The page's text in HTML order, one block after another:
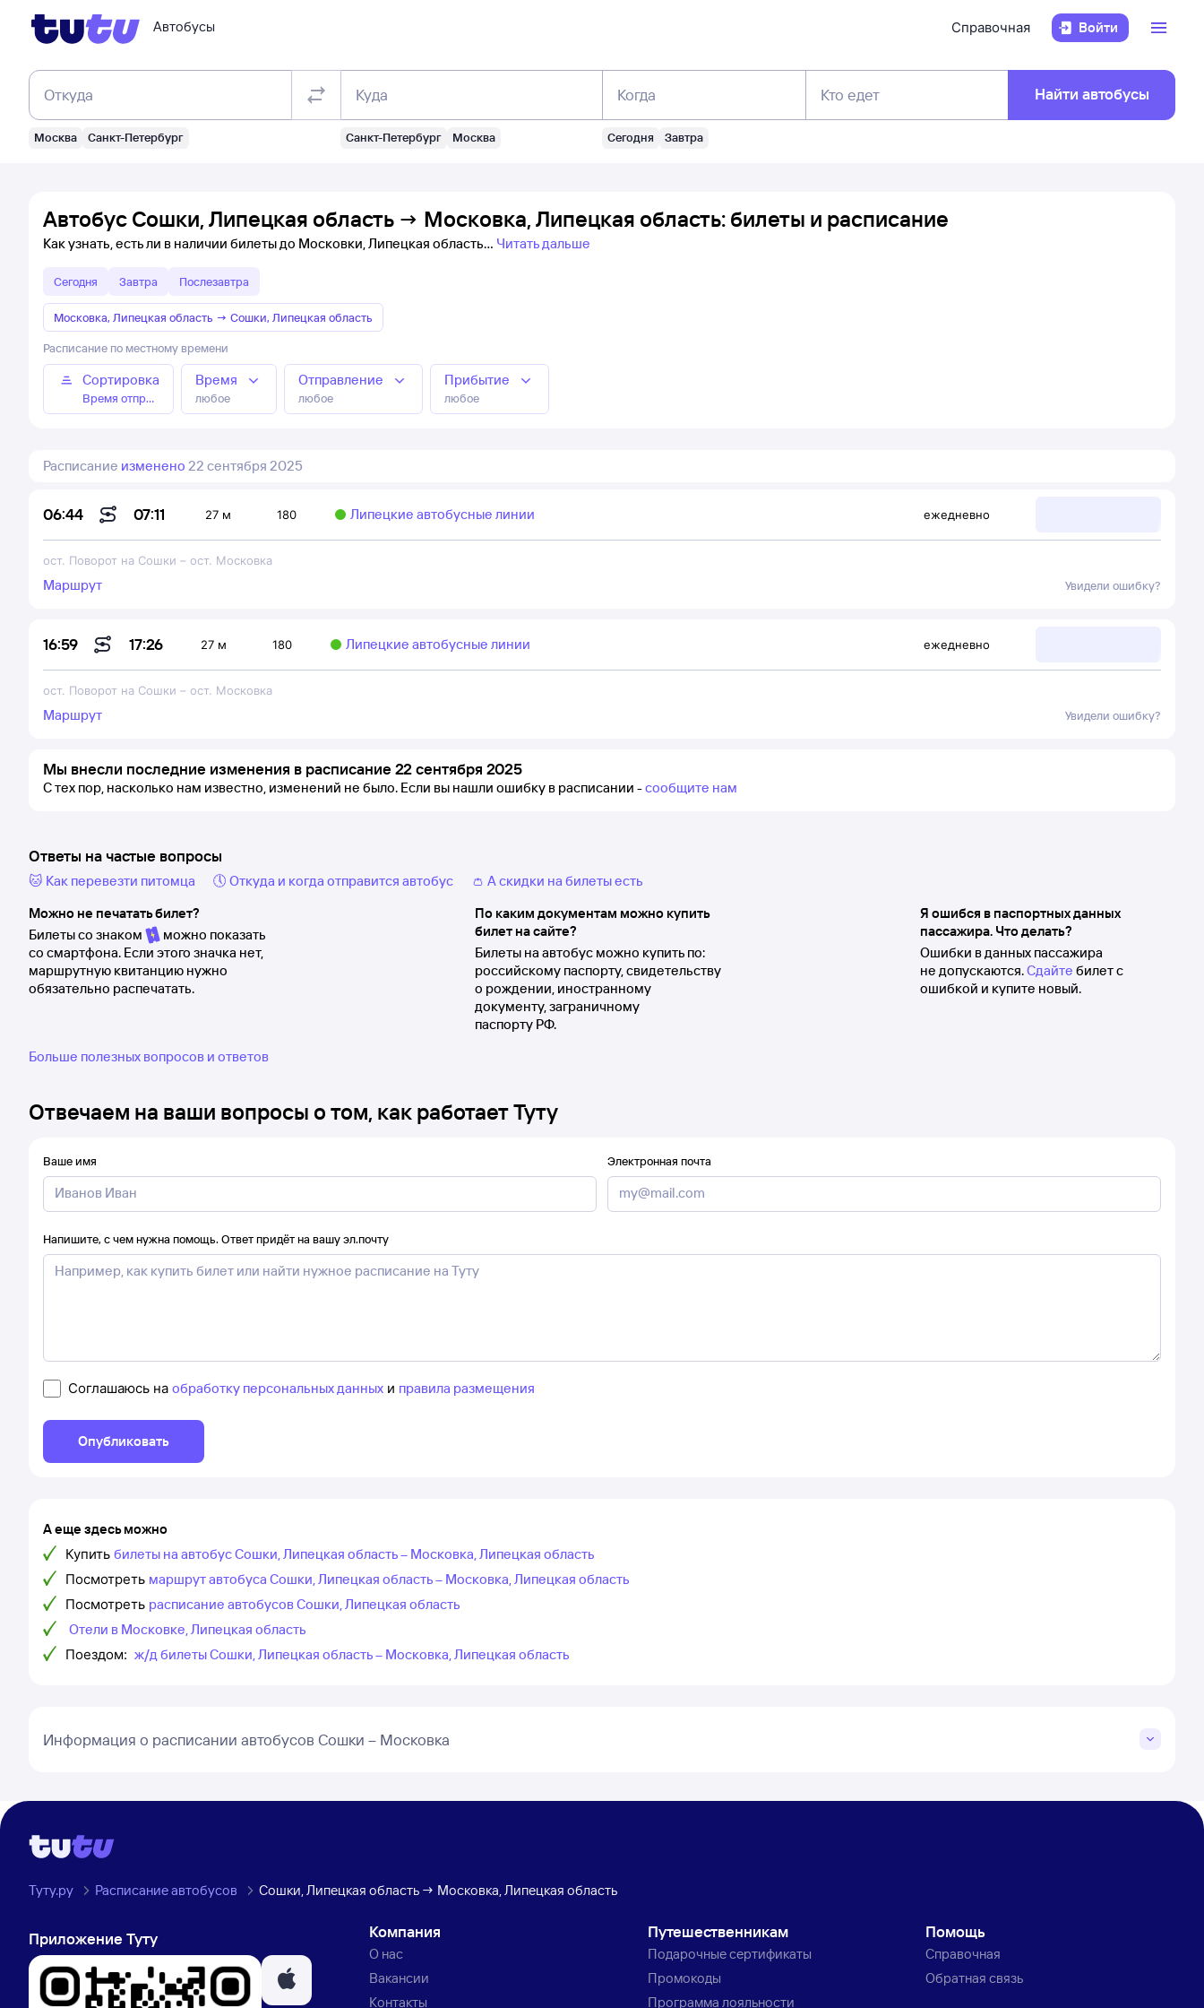
Автобусы Справочная Войти
Откуда
Москва Санкт-Петербург
Куда
Санкт-Петербург Москва
Когда
Сегодня Завтра
Кто едет Найти автобусы
Автобус Сошки, Липецкая область → Московка, Липецкая область: билеты и расписание
Как узнать, есть ли в наличии билеты до Московки, Липецкая область Читать дальше
Сегодня Завтра Послезавтра
Московка, Липецкая область → Сошки, Липецкая область
Расписание по местному времени
Сортировка
Время отправления
Время
любое
Отправление
любое
Прибытие
любое
Расписание изменено 22 сентября 2025
06:44 07:11 27 м 180 Липецкие автобусные линии ежедневно
ост. Поворот на Сошки – ост. Московка
Маршрут Увидели ошибку?
16:59 17:26 27 м 180 Липецкие автобусные линии ежедневно
ост. Поворот на Сошки – ост. Московка
Маршрут Увидели ошибку?
Мы внесли последние изменения в расписание 22 сентября 2025
С тех пор, насколько нам известно, изменений не было. Если вы нашли ошибку в расписании -сообщите нам
Ответы на частые вопросы
🐱 Как перевезти питомца 🕔 Откуда и когда отправится автобус
👛 А скидки на билеты есть
Можно не печатать билет?
Билеты со знаком
можно показать
со смартфона. Если этого значка нет,
маршрутную квитанцию нужно
обязательно распечатать.
По каким документам можно купить
билет на сайте?
Билеты на автобус можно купить по:
российскому паспорту, свидетельству
о рождении, иностранному
документу, заграничному
паспорту РФ.
Я ошибся в паспортных данных
пассажира. Что делать?
Ошибки в данных пассажира
не допускаются.Сдайте билет с
ошибкой и купите новый.
Больше полезных вопросов и ответов
Отвечаем на ваши вопросы о том, как работает Туту
Ваше имя Электронная почта
Напишите, с чем нужна помощь. Ответ придёт на вашу эл.почту
Соглашаюсь на обработку персональных данных и правила размещения
Опубликовать
А еще здесь можно
Купить билеты на автобус Сошки, Липецкая область – Московка, Липецкая область
Посмотреть маршрут автобуса Сошки, Липецкая область – Московка, Липецкая область
Посмотреть расписание автобусов Сошки, Липецкая область
Отели в Московке, Липецкая область
Поездом: ж/д билеты Сошки, Липецкая область – Московка, Липецкая область
Информация о расписании автобусов Сошки – Московка
Туту.ру Расписание автобусов Сошки, Липецкая область → Московка, Липецкая область
Приложение Туту Компания
О нас
Вакансии
Контакты
Путешественникам
Подарочные сертификаты
Промокоды
Программа лояльности
Помощь
Справочная
Обратная связь